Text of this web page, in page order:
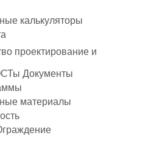
калькуляторы
проектирование и
Документы
материалы